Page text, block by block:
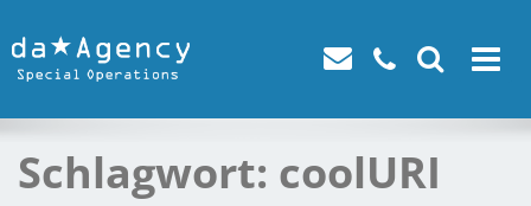
Toggle
Schlagwort: coolURI